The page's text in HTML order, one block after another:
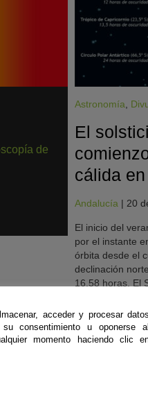
de
Astronomía
El
cálida
Andalucía | 20
El inicio del
por el instante
órbita desde el
declinación
16.58 horas. El
el horizonte al
más largo.
luz del año.
la altura
lo que este
acceder y procesar datos
consentimiento u oponerse al
momento haciendo clic